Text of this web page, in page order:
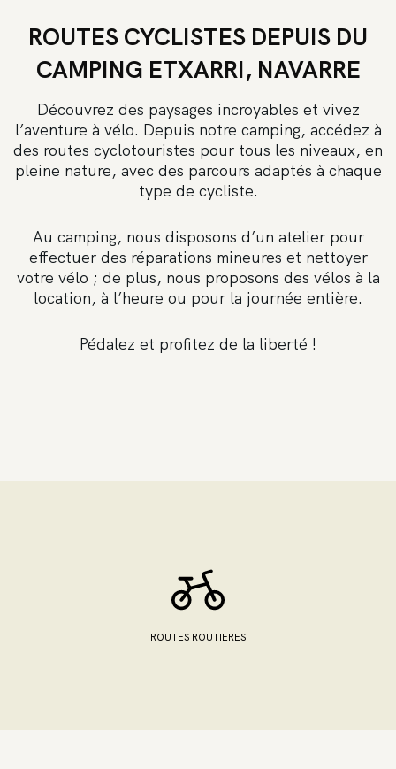
ROUTES CYCLISTES DEPUIS DU
CAMPING ETXARRI, NAVARRE
Découvrez des paysages incroyables et vivez
l’aventure à vélo. Depuis notre camping, accédez à
des routes cyclotouristes pour tous les niveaux, en
pleine nature, avec des parcours adaptés à chaque
type de cycliste.
Au camping, nous disposons d’un atelier pour
effectuer des réparations mineures et nettoyer
votre vélo ; de plus, nous proposons des vélos à la
location, à l’heure ou pour la journée entière.
Pédalez et profitez de la liberté !
ROUTES ROUTIERES